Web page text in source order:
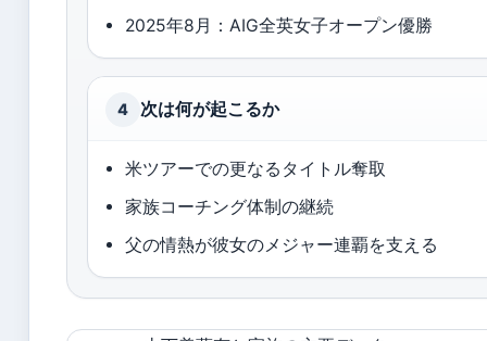
2025年8月：AIG全英女子オープン優勝
4 次は何が起こるか
米ツアーでの更なるタイトル奪取
家族コーチング体制の継続
父の情熱が彼女のメジャー連覇を支える